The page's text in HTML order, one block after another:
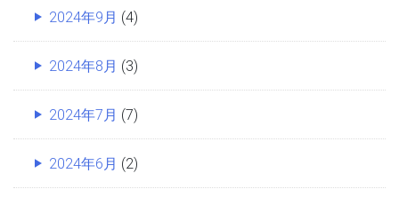
2024年9月 (4)
2024年8月 (3)
2024年7月 (7)
2024年6月 (2)